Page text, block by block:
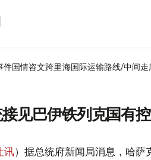
件国情咨文跨里海国际运输路线/中间走
见巴伊铁列克国有
讯）据总统府新闻局消息，哈萨